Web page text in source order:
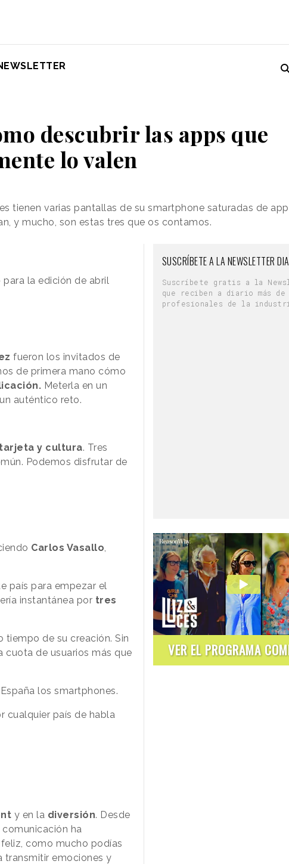
descubrir las apps que
lo valen
tienen varias pantallas de su smartphone saturadas de
y mucho, son estas tres que os contamos.
la edición de abril
fueron los invitados de
de primera mano cómo
Meterla en un
auténtico reto.
y cultura. Tres
Podemos disfrutar de
Carlos Vasallo
país para empezar el
instantánea por tres
de su creación. Sin
cuota de usuarios más que
los smartphones.
cualquier país de habla
y en la diversión. Desde
ha
como mucho podías
transmitir emociones y
SUSCRÍBETE A LA NEWSLETTER
Suscríbete gratis a la
que reciben a diario más de
profesionales de la
VER EL PROGRAMA